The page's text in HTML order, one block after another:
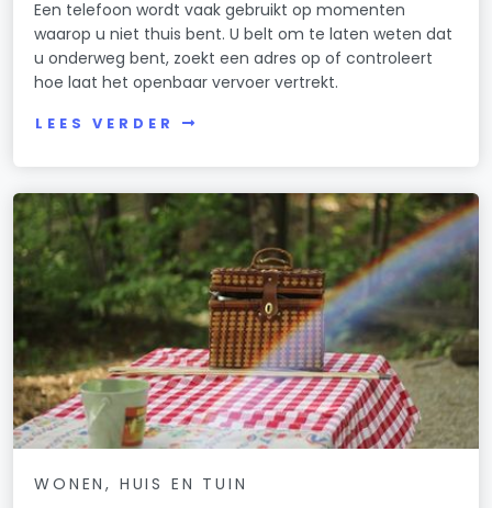
Een telefoon wordt vaak gebruikt op momenten
waarop u niet thuis bent. U belt om te laten weten dat
u onderweg bent, zoekt een adres op of controleert
hoe laat het openbaar vervoer vertrekt.
LEES VERDER
WONEN, HUIS EN TUIN